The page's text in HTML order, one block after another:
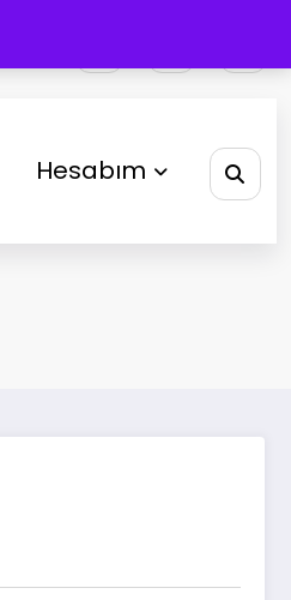
Hesabım